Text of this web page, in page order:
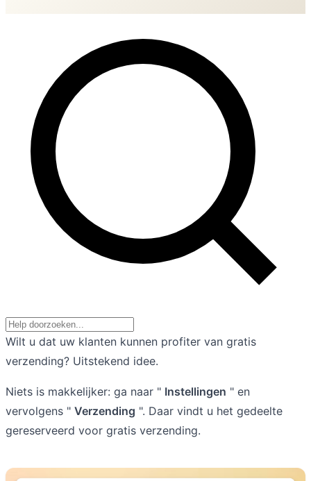
Wilt u dat uw klanten kunnen profiter van gratis
verzending? Uitstekend idee.
Niets is makkelijker: ga naar " Instellingen " en
vervolgens " Verzending ". Daar vindt u het gedeelte
gereserveerd voor gratis verzending.